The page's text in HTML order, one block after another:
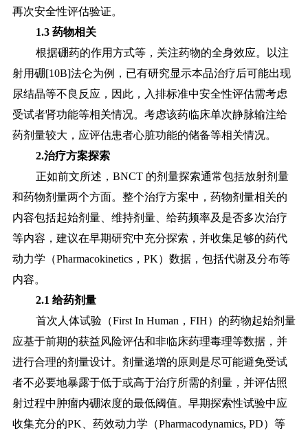
再次安全性评估验证。
1.3 药物相关
根据硼药的作用方式等，关注药物的全身效应。以注
射用硼[10B]法仑为例，已有研究显示本品治疗后可能出现
尿结晶等不良反应，因此，入排标准中安全性评估需考虑
受试者肾功能等相关情况。考虑该药临床单次静脉输注给
药剂量较大，应评估患者心脏功能的储备等相关情况。
2.治疗方案探索
正如前文所述， BNCT 的剂量探索通常包括放射剂量
和药物剂量两个方面。整个治疗方案中，药物剂量相关的
内容包括起始剂量、维持剂量、给药频率及是否多次治疗
等内容，建议在早期研究中充分探索，并收集足够的药代
动力学（Pharmacokinetics，PK）数据，包括代谢及分布等
内容。
2.1 给药剂量
首次人体试验（First In Human，FIH）的药物起始剂量
应基于前期的获益风险评估和非临床药理毒理等数据，并
进行合理的剂量设计。剂量递增的原则是尽可能避免受试
者不必要地暴露于低于或高于治疗所需的剂量，并评估照
射过程中肿瘤内硼浓度的最低阈值。早期探索性试验中应
收集充分的PK、药效动力学（Pharmacodynamics, PD）等